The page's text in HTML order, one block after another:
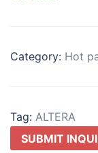
Category: Hot
Tag: ALTERA
SUBMIT